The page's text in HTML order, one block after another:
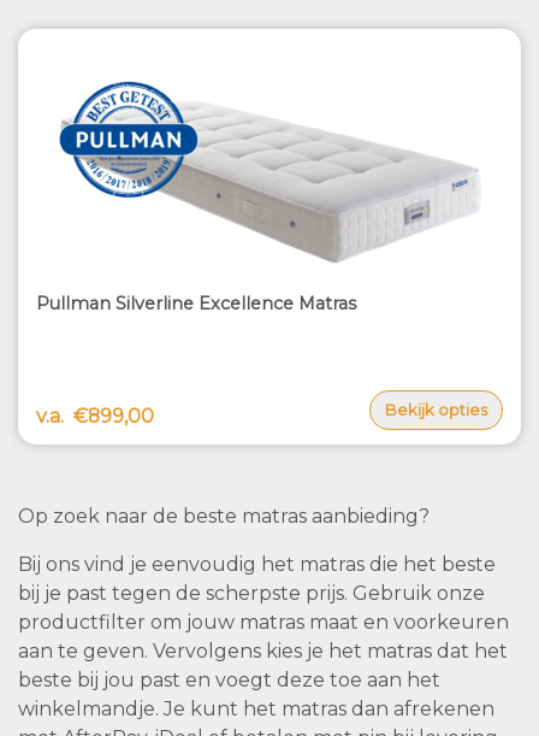
Pullman Silverline Excellence Matras
v.a. €899,00 Bekijk opties
Op zoek naar de beste matras aanbieding?
Bij ons vind je eenvoudig het matras die het beste
bij je past tegen de scherpste prijs. Gebruik onze
productfilter om jouw matras maat en voorkeuren
aan te geven. Vervolgens kies je het matras dat het
beste bij jou past en voegt deze toe aan het
winkelmandje. Je kunt het matras dan afrekenen